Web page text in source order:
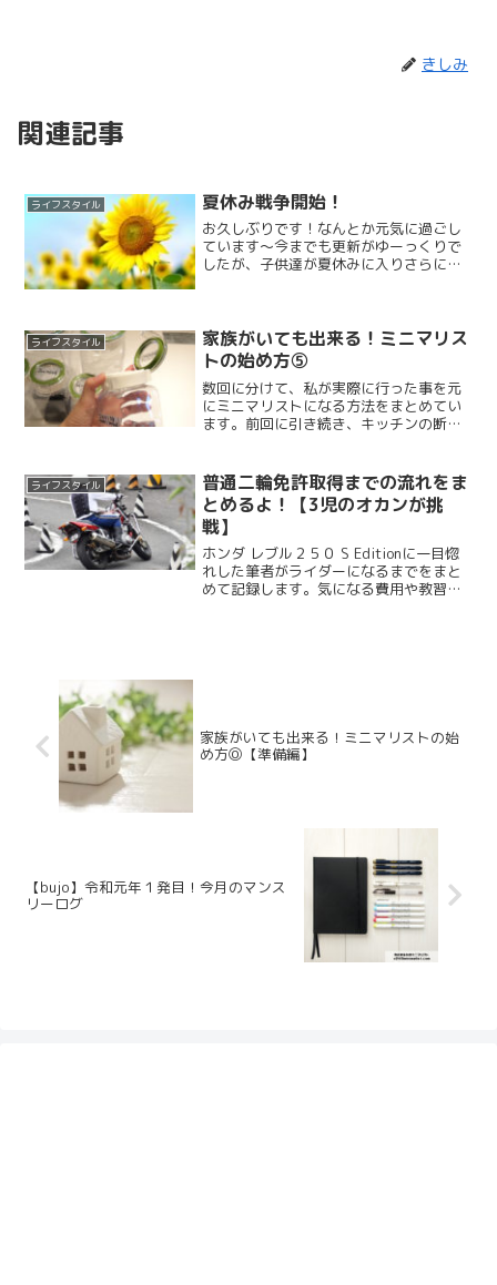
きしみ
関連記事
ライフスタイル 夏休み戦争開始！
お久しぶりです！なんとか元気に過ごし
ています〜今までも更新がゆーっくりで
したが、子供達が夏休みに入りさらに更
す！もう何年もやりたい事...
ライフスタイル
家族がいても出来る！ミニマリス
トの始め方⑤
数回に分けて、私が実際に行った事を元
にミニマリストになる方法をまとめてい
ます。前回に引き続き、キッチンの断捨
いて解説しています。少しでも参考にな
れば、幸いです♡調味料調...
ライフスタイル
普通二輪免許取得までの流れをま
とめるよ！【3児のオカンが挑
戦】
ホンダ レブル２５０ S Editionに一目惚
れした筆者がライダーになるまでをまと
めて記録します。気になる費用や教習内
家族がいても出来る！ミニマリストの始
め方⓪【準備編】
【bujo】令和元年１発目！今月のマンス
リーログ